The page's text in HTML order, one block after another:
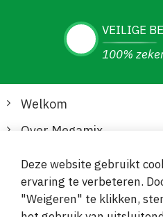
VEILIGE
100%
Welkom
Over Megamix
Informatie
Klantenservice
Deze website gebruikt
ervaring te verbeteren.
"Weigeren" te klikken,